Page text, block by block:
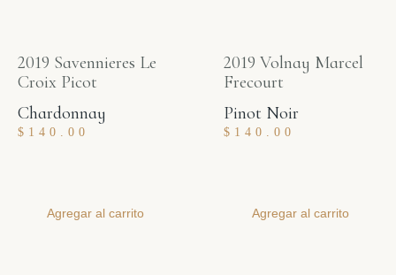
2019 Savennieres Le
Croix Picot
Chardonnay
$ 140.00
Agregar al carrito
2019 Volnay Marcel
Frecourt
Pinot Noir
$ 140.00
Agregar al carrito